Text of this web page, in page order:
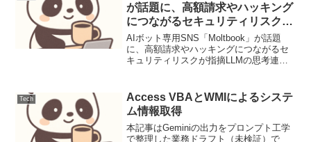
が話題に、高額請求やハッキング
につながるセキュリティリスクが
指摘（運用連絡）
AIボット専用SNS「Moltbook」が話題
に、高額請求やハッキングにつながるセ
キュリティリスクが指摘LLMの思考連鎖
るFAQからの問い合わせ対応を自動化す
るLL...
Tech
Access VBAとWMIによるシステ
ム情報取得
本記事はGeminiの出力をプロンプト工学
で整理した業務ドラフト（未検証）で